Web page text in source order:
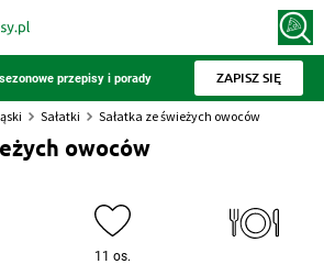
przepisy i porady ZAPISZ SIĘ
Sałatki Sałatka ze świeżych owoców
owoców
11 os.